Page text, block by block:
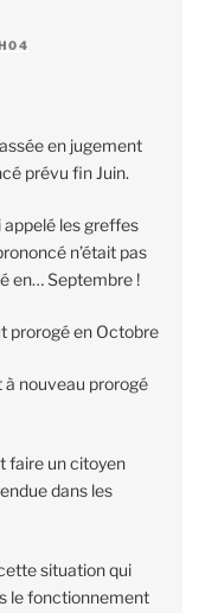
en jugement
prévu fin Juin.
appelé les greffes
n’était pas
en… Septembre !
prorogé en Octobre
à nouveau prorogé
faire un citoyen
dans les
situation qui
le fonctionnement